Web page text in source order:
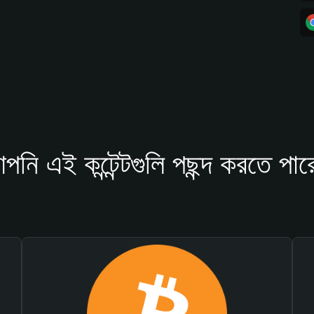
এই কন্টেন্টগুলি পছন্দ করতে